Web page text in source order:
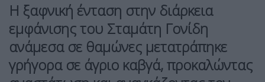
Η ξαφνική ένταση στην διάρκεια
εμφάνισης του Σταμάτη Γονίδη
ανάμεσα σε θαμώνες μετατράπηκε
γρήγορα σε άγριο καβγά, προκαλώντας